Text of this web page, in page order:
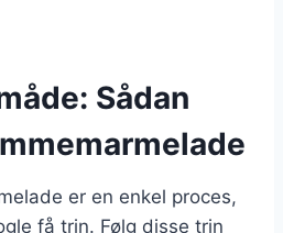
Sådan
er en enkel proces,
få trin. Følg disse trin